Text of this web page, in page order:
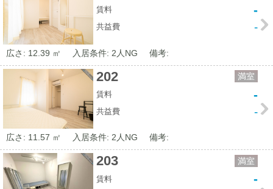
賃料 -
共益費 -
広さ: 12.39 ㎡ 入居条件: 2人NG 備考:
202 満室
賃料 -
共益費 -
広さ: 11.57 ㎡ 入居条件: 2人NG 備考:
203 満室
賃料 -